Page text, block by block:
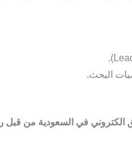
البحث.
في السعودية من قبل